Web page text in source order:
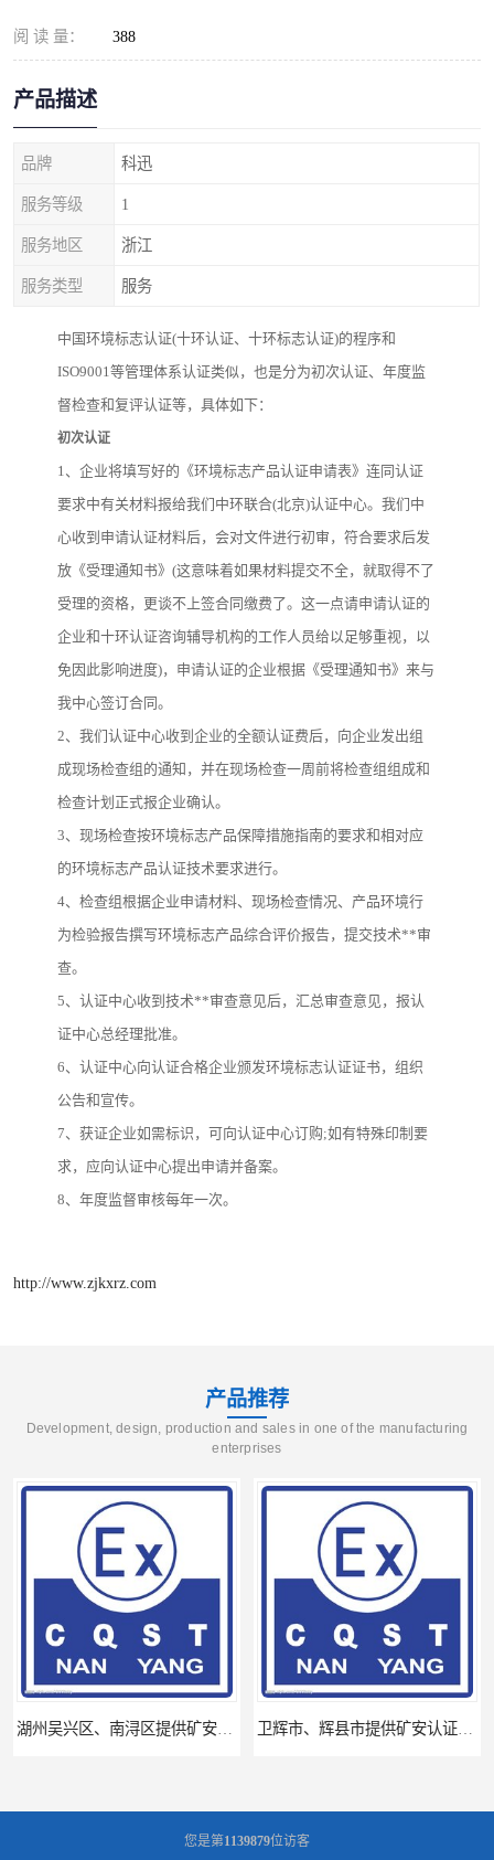
阅 读 量： 388
产品描述
品牌 科迅
服务等级 1
服务地区 浙江
服务类型 服务
中国环境标志认证(十环认证、十环标志认证)的程序和
ISO9001等管理体系认证类似，也是分为初次认证、年度监
督检查和复评认证等，具体如下：
初次认证
1、企业将填写好的《环境标志产品认证申请表》连同认证
要求中有关材料报给我们中环联合(北京)认证中心。我们中
心收到申请认证材料后，会对文件进行初审，符合要求后发
放《受理通知书》(这意味着如果材料提交不全，就取得不了
受理的资格，更谈不上签合同缴费了。这一点请申请认证的
企业和十环认证咨询辅导机构的工作人员给以足够重视，以
免因此影响进度)，申请认证的企业根据《受理通知书》来与
我中心签订合同。
2、我们认证中心收到企业的全额认证费后，向企业发出组
成现场检查组的通知，并在现场检查一周前将检查组组成和
检查计划正式报企业确认。
3、现场检查按环境标志产品保障措施指南的要求和相对应
的环境标志产品认证技术要求进行。
4、检查组根据企业申请材料、现场检查情况、产品环境行
为检验报告撰写环境标志产品综合评价报告，提交技术**审
查。
5、认证中心收到技术**审查意见后，汇总审查意见，报认
证中心总经理批准。
6、认证中心向认证合格企业颁发环境标志认证证书，组织
公告和宣传。
7、获证企业如需标识，可向认证中心订购;如有特殊印制要
求，应向认证中心提出申请并备案。
8、年度监督审核每年一次。
http://www.zjkxrz.com
产品推荐
Development, design, production and sales in one of the manufacturing
enterprises
湖州吴兴区、南浔区提供矿安认证专业技术服务值得信赖的咨询专家 卫辉市、辉县市提供矿安认证专业技术服务值得信赖的咨询专家
您是第1139879位访客